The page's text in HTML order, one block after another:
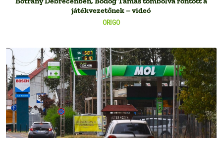
ORIGO
játékvezetőnek – videó